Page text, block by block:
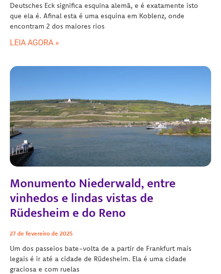
Deutsches Eck significa esquina alemã, e é exatamente isto
que ela é. Afinal esta é uma esquina em Koblenz, onde
encontram 2 dos maiores rios
LEIA AGORA »
Monumento Niederwald, entre
vinhedos e lindas vistas de
Rüdesheim e do Reno
27 de fevereiro de 2025
Um dos passeios bate-volta de a partir de Frankfurt mais
legais é ir até a cidade de Rüdesheim. Ela é uma cidade
graciosa e com ruelas